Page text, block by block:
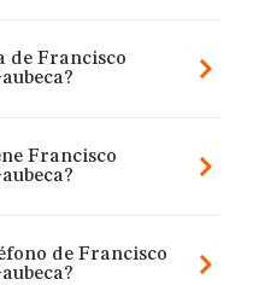
de Francisco
Francisco
de Francisco